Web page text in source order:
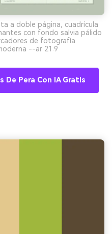
a doble página, cuadrícula
con fondo salvia pálido
de fotografía
--ar 21:9
De Pera Con IA Gratis